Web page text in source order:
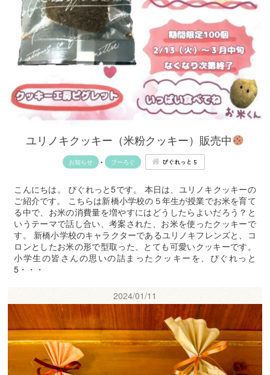
ユリノキクッキー（米粉クッキー）販売中
お知らせ • ブーろぐ ぴぐれっと５
こんにちは。 ぴぐれっと5です。 本日は、ユリノキクッキーの
ご紹介です。 こちらは新橋小学校の５年生が授業でお米を育て
る中で、お米の消費量を増やすにはどうしたらよいだろう？と
いうテーマで話し合い、考案された、お米を使ったクッキーで
す。 新橋小学校のキャラクターであるユリノキフレンズと、コ
ロンとしたお米の形で型取った、とても可愛いクッキーです。
小学生の皆さんの思いの詰まったクッキーを、ぴぐれっと
5・・・
2024/01/11